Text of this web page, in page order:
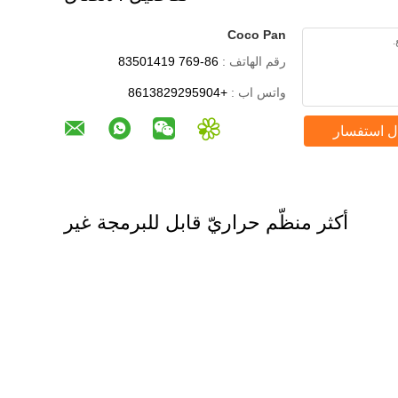
Coco Pan
رقم الهاتف :
واتس اب : +8613829295904
استفسار
أكثر منظّم حراريّ قابل للبرمجة غير